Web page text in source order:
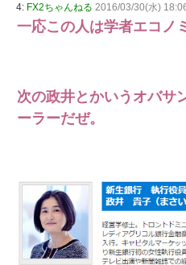
4: FX2ちゃんねる 2016/03/30(水)
一応この人は学者エコノ
次の政井とかいうオバサ
ーラーだぜ。